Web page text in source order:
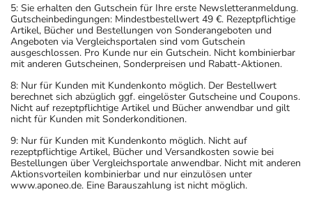
5: Sie erhalten den Gutschein für Ihre erste Newsletteranmeldung.
Gutscheinbedingungen: Mindestbestellwert 49 €. Rezeptpflichtige
Artikel, Bücher und Bestellungen von Sonderangeboten und
Angeboten via Vergleichsportalen sind vom Gutschein
ausgeschlossen. Pro Kunde nur ein Gutschein. Nicht kombinierbar
mit anderen Gutscheinen, Sonderpreisen und Rabatt-Aktionen.
8: Nur für Kunden mit Kundenkonto möglich. Der Bestellwert
berechnet sich abzüglich ggf. eingelöster Gutscheine und Coupons.
Nicht auf rezeptpflichtige Artikel und Bücher anwendbar und gilt
nicht für Kunden mit Sonderkonditionen.
9: Nur für Kunden mit Kundenkonto möglich. Nicht auf
rezeptpflichtige Artikel, Bücher und Versandkosten sowie bei
Bestellungen über Vergleichsportale anwendbar. Nicht mit anderen
Aktionsvorteilen kombinierbar und nur einzulösen unter
www.aponeo.de. Eine Barauszahlung ist nicht möglich.